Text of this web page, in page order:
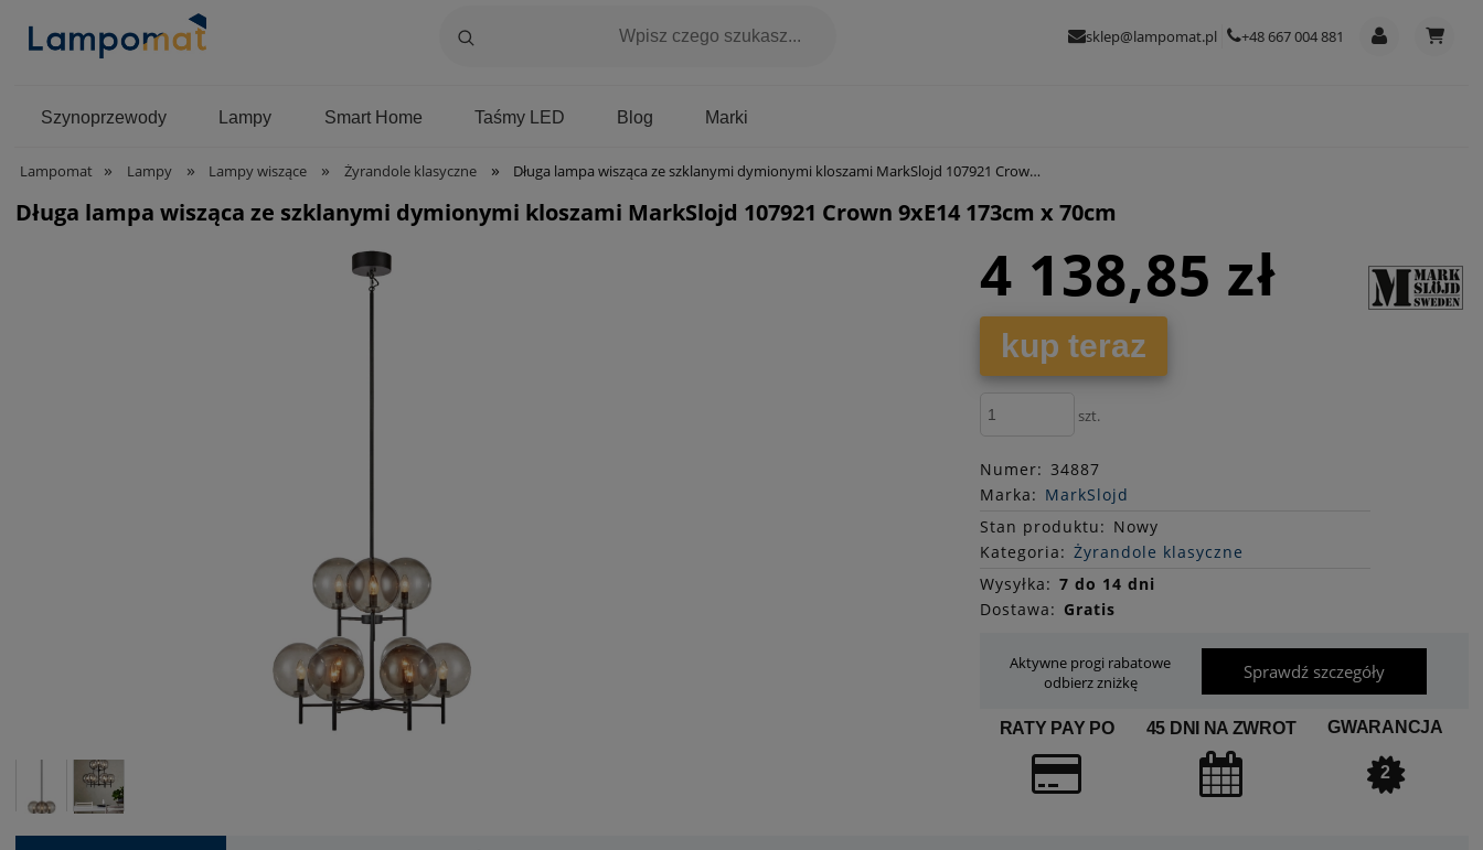
sklep@lampomat.pl +48 667 004 881
Szynoprzewody Lampy Smart Home Blog
Taśmy LED Marki
Lampomat » Lampy » Lampy wiszące » Żyrandole klasyczne » Długa lampa wisząca ze szklanymi dymionymi kloszami MarkSlojd 107921 Crown 9xE14 173cm x 70cm
Długa lampa wisząca ze szklanymi dymionymi kloszami MarkSlojd 107921 Crown 9xE14 173cm x 70cm
4 138,85 zł
kup teraz
szt.
Numer: 34887
Marka: MarkSlojd
Stan produktu: Nowy
Kategoria: Żyrandole klasyczne
Wysyłka: 7 do 14 dni
Dostawa: Gratis
Aktywne progi rabatowe
odbierz zniżkę
Sprawdź szczegóły
RATY PAY PO 45 DNI NA ZWROT GWARANCJA
2